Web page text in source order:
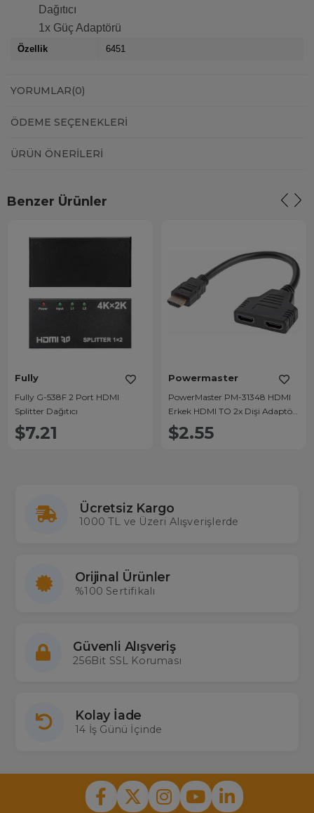
Dağıtıcı
1x Güç Adaptörü
Özellik 6451
YORUMLAR(0)
ÖDEME SEÇENEKLERI
ÜRÜN ÖNERILERI
Benzer Ürünler
Fully
Fully G-538F 2 Port HDMI
Splitter Dağıtıcı
$7.21
Powermaster
PowerMaster PM-31348 HDMI
Erkek HDMI TO 2x Dişi Adaptör
30Cm Kablo Çoklayıcı Splitter
$2.55
Ücretsiz Kargo
1000 TL ve Üzeri Alışverişlerde
Orijinal Ürünler
%100 Sertifikalı
Güvenli Alışveriş
256Bit SSL Koruması
Kolay İade
14 İş Günü İçinde